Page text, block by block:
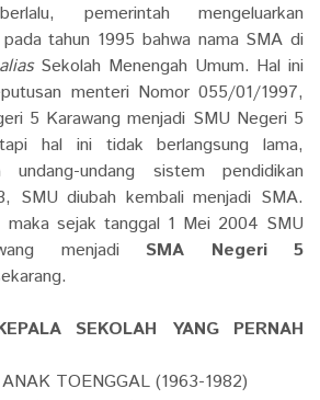
pemerintah mengeluarkan
tahun 1995 bahwa nama SMA di
aliasSekolah Menengah Umum. Hal ini
menteri Nomor 055/01/1997,
5 Karawang menjadi SMU Negeri 5
hal ini tidak berlangsung lama,
undang-undang sistem pendidikan
SMU diubah kembali menjadi SMA.
maka sejak tanggal 1 Mei 2004 SMU
menjadi SMA Negeri 5
SEKOLAH YANG PERNAH
TOENGGAL (1963-1982)